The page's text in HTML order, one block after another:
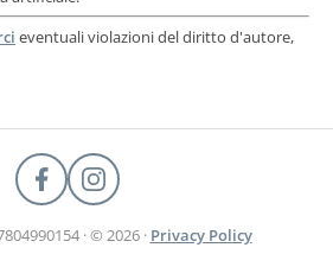
eventuali violazioni del diritto d'autore,
· © 2026 · Privacy Policy